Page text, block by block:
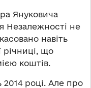
Януковича
Незалежності не
навіть
річниці, що
коштів.
2014 році. Але про